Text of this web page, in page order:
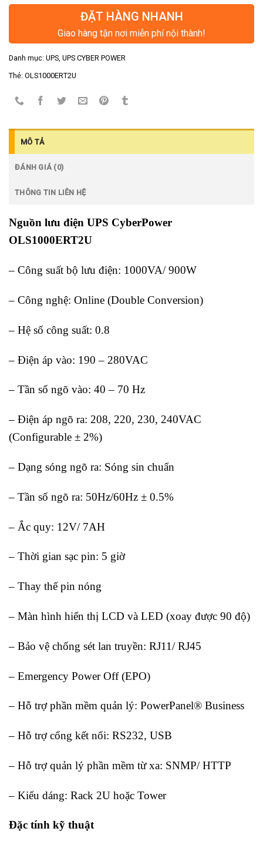
ĐẶT HÀNG NHANH
Giao hàng tận nơi miễn phí nội thành!
Danh mục: UPS UPS CYBER POWER
Thẻ: OLS1000ERT2U
MÔ TẢ
ĐÁNH GIÁ (0)
THÔNG TIN LIÊN HỆ
Nguồn lưu điện UPS CyberPower
OLS1000ERT2U
– Công suất bộ lưu điện: 1000VA/ 900W
– Công nghệ: Online (Double Conversion)
– Hệ số công suất: 0.8
– Điện áp vào: 190 – 280VAC
– Tần số ngõ vào: 40 – 70 Hz
– Điện áp ngõ ra: 208, 220, 230, 240VAC
(Configurable ± 2%)
– Dạng sóng ngõ ra: Sóng sin chuẩn
– Tần số ngõ ra: 50Hz/60Hz ± 0.5%
– Ắc quy: 12V/ 7AH
– Thời gian sạc pin: 5 giờ
– Thay thế pin nóng
– Màn hình hiển thị LCD và LED (xoay được 90 độ)
– Bảo vệ chống sét lan truyền: RJ11/ RJ45
– Emergency Power Off (EPO)
– Hỗ trợ phần mềm quản lý: PowerPanel® Business
– Hỗ trợ cổng kết nối: RS232, USB
– Hỗ trợ quản lý phần mềm từ xa: SNMP/ HTTP
– Kiểu dáng: Rack 2U hoặc Tower
Đặc tính kỹ thuật